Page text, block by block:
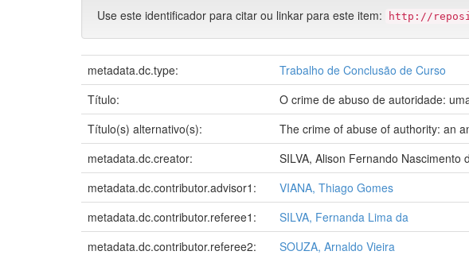
Use este identificador para citar ou linkar para este item: http://
metadata.dc.type:
Trabalho de Conclusão de Curso
Título:
O crime de abuso de autoridade:
Título(s) alternativo(s):
The crime of abuse of authority: an
metadata.dc.creator:
SILVA, Alison Fernando Nascimento
metadata.dc.contributor.advisor1:
VIANA, Thiago Gomes
metadata.dc.contributor.referee1:
SILVA, Fernanda Lima da
metadata.dc.contributor.referee2:
SOUZA, Arnaldo Vieira